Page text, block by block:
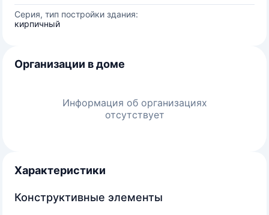
Серия, тип постройки здания:
кирпичный
Организации в доме
Информация об организациях
отсутствует
Характеристики
Конструктивные элементы